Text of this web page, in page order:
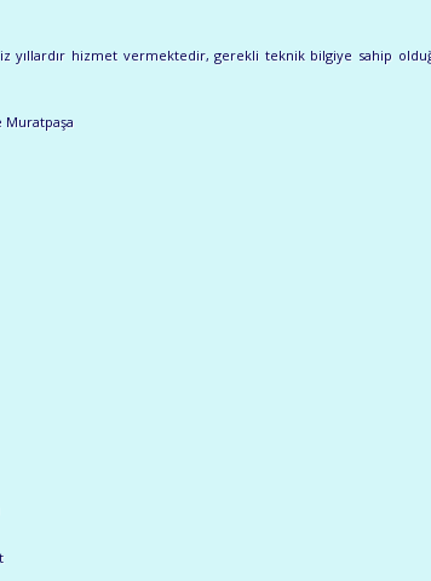
yıllardır hizmet vermektedir, gerekli teknik bilgiye sahip
Muratpaşa